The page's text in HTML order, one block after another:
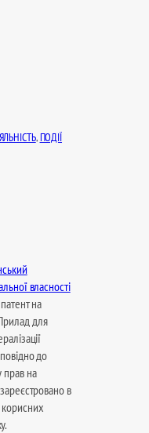
, ПОДІЇ
власності
на
для
до
прав на
в